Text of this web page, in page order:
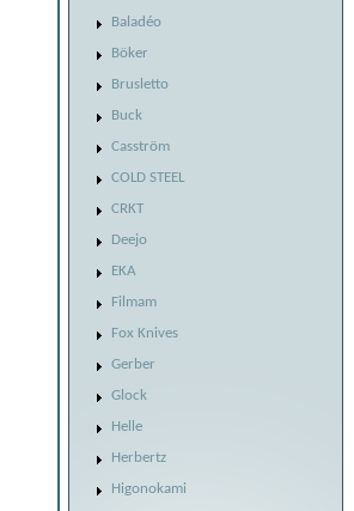
Baladéo
Böker
Brusletto
Buck
Casström
COLD STEEL
CRKT
Deejo
EKA
Filmam
Fox Knives
Gerber
Glock
Helle
Herbertz
Higonokami